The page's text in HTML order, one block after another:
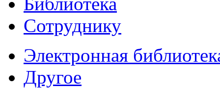
Сотруднику
Электронная
Другое